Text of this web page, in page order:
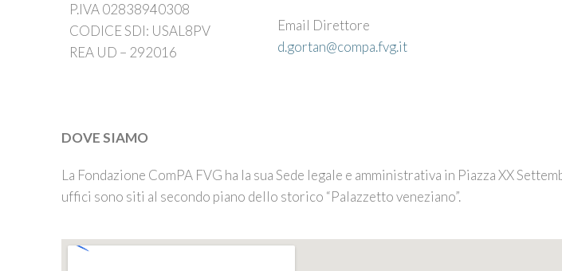
P.IVA 02838940308
CODICE SDI: USAL8PV
REA UD – 292016
Email Direttore
d.gortan@compa.fvg.it
DOVE SIAMO
La Fondazione ComPA FVG ha la sua Sede legale e amministrativa in Piazza XX
uffici sono siti al secondo piano dello storico “Palazzetto veneziano”.